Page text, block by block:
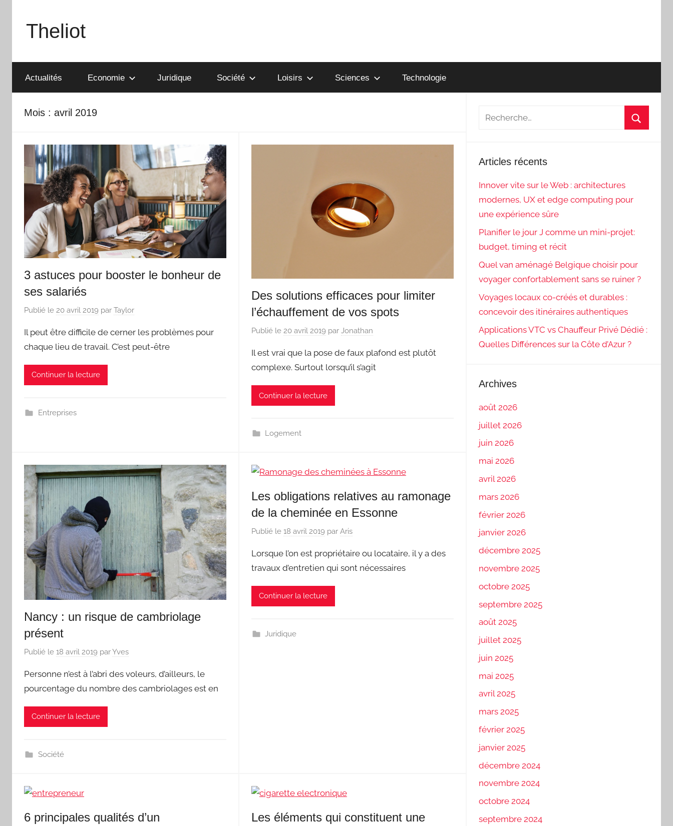
contenu
Theliot
Actualités Economie Juridique Société Loisirs Sciences Technologie
Mois : avril 2019
3 astuces pour booster le bonheur de
ses salariés
Publié le 20 avril 2019 par Taylor
Il peut être difficile de cerner les problèmes pour
chaque lieu de travail. C’est peut-être
Continuer la lecture
Entreprises
Des solutions efficaces pour limiter
l’échauffement de vos spots
Publié le 20 avril 2019 par Jonathan
Il est vrai que la pose de faux plafond est plutôt
complexe. Surtout lorsqu’il s’agit
Continuer la lecture
Logement
Nancy : un risque de cambriolage
présent
Publié le 18 avril 2019 parYves
Personne n’est à l’abri des voleurs, d’ailleurs, le
pourcentage du nombre des cambriolages est en
Continuer la lecture
Société
Les obligations relatives au ramonage
de la cheminée en Essonne
Publié le 18 avril 2019 par Aris
Lorsque l’on est propriétaire ou locataire, il y a des
travaux d’entretien qui sont nécessaires
Continuer la lecture
Juridique
6 principales qualités d’un
Les éléments qui constituent une
Recherche
Articles récents
Innover vite sur le Web : architectures
modernes, UX et edge computing pour
une expérience sûre
Planifier le jour J comme un mini-projet:
budget, timing et récit
Quel van aménagé Belgique choisir pour
voyager confortablement sans se ruiner ?
Voyages locaux co-créés et durables :
concevoir des itinéraires authentiques
Applications VTC vs Chauffeur Privé Dédié :
Quelles Différences sur la Côte d’Azur ?
Archives
août 2026
juillet 2026
juin 2026
mai 2026
avril 2026
mars 2026
février 2026
janvier 2026
décembre 2025
novembre 2025
octobre 2025
septembre 2025
août 2025
juillet 2025
juin 2025
mai 2025
avril 2025
mars 2025
février 2025
janvier 2025
décembre 2024
novembre 2024
octobre 2024
septembre 2024